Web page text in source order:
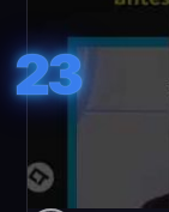
23